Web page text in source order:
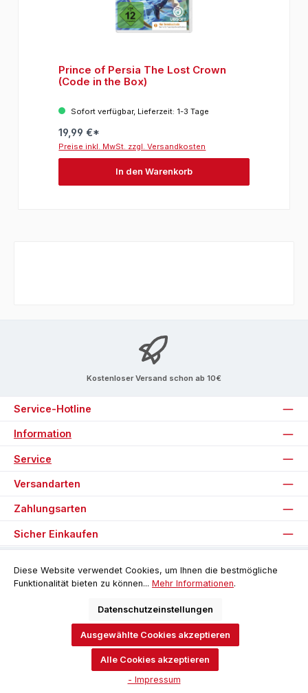
Prince of Persia The Lost Crown
(Code in the Box)
Sofort verfügbar, Lieferzeit: 1-3 Tage
19,99 €*
Preise inkl. MwSt. zzgl. Versandkosten
In den Warenkorb
Kostenloser Versand schon ab 10€
Service-Hotline
Information
Service
Versandarten
Zahlungsarten
Sicher Einkaufen
Alle Preise inkl. gesetzl. Mehrwertsteuer zzgl.Versandkosten
Nachnahmegebühren, wenn nicht anders angegeben.
© 2026 Software-Pyramide - Alle Rechte vorbehalten. Theme by
ThemeWare®
Diese Website verwendet Cookies, um Ihnen die bestmögliche
Funktionalität bieten zu können... Mehr Informationen.
Datenschutzeinstellungen
Ausgewählte Cookies akzeptieren
Alle Cookies akzeptieren
- Impressum